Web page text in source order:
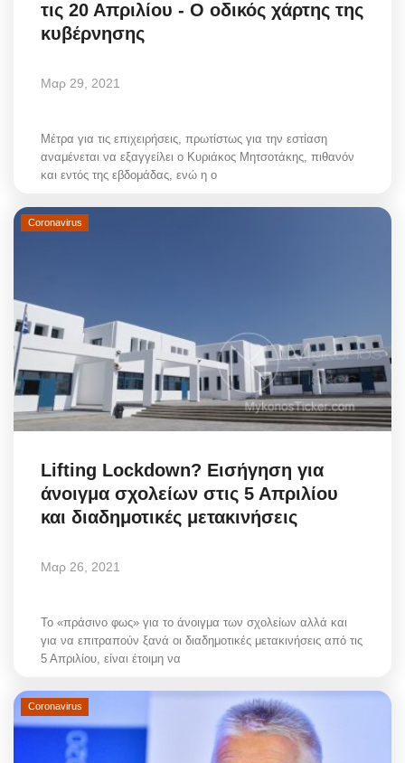
τις 20 Απριλίου - Ο οδικός χάρτης της
κυβέρνησης
Μαρ 29, 2021
Μέτρα για τις επιχειρήσεις, πρωτίστως για την εστίαση
αναμένεται να εξαγγείλει ο Κυριάκος Μητσοτάκης, πιθανόν
και εντός της εβδομάδας, ενώ η ο
Coronavirus
Lifting Lockdown? Εισήγηση για
άνοιγμα σχολείων στις 5 Απριλίου
και διαδημοτικές μετακινήσεις
Μαρ 26, 2021
Το «πράσινο φως» για το άνοιγμα των σχολείων αλλά και
για να επιτραπούν ξανά οι διαδημοτικές μετακινήσεις από τις
5 Απριλίου, είναι έτοιμη να
Coronavirus